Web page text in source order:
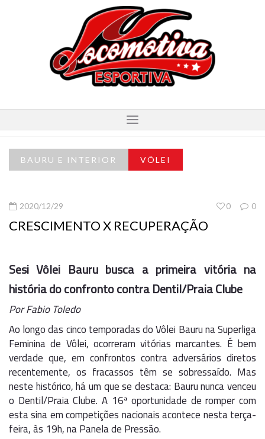
BAURU E INTERIOR VÔLEI
2020/12/29 0
0
CRESCIMENTO X RECUPERAÇÃO
Sesi Vôlei Bauru busca a primeira vitória na
história do confronto contra Dentil/Praia Clube
Por Fabio Toledo
Ao longo das cinco temporadas do Vôlei Bauru na Superliga
Feminina de Vôlei, ocorreram vitórias marcantes. É bem
verdade que, em confrontos contra adversários diretos
recentemente, os fracassos têm se sobressaído. Mas
neste histórico, há um que se destaca: Bauru nunca venceu
o Dentil/Praia Clube. A 16ª oportunidade de romper com
esta sina em competições nacionais acontece nesta terça-
feira, às 19h, na Panela de Pressão.